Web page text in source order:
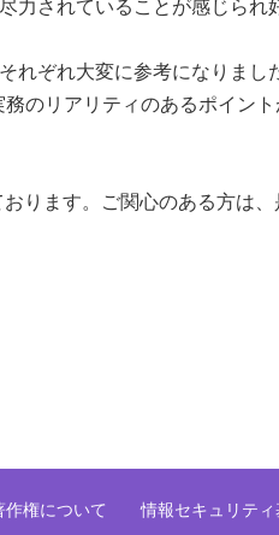
されていることが感じられ
ぞれ大変に参考になりまし
のリアリティのあるポイン
ます。ご関心のある方は、
作権について 情報セキュリテ